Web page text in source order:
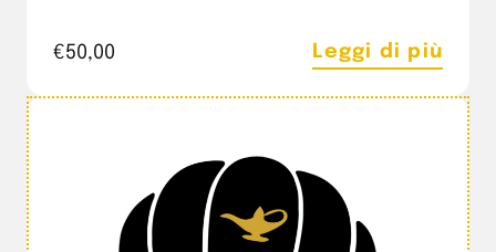
€50,00 Leggi di più